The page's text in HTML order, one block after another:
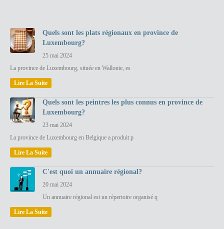
Quels sont les plats régionaux en province de
Luxembourg?
25 mai 2024
La province de Luxembourg, située en Wallonie, es
Lire La Suite
Quels sont les peintres les plus connus en province de
Luxembourg?
23 mai 2024
La province de Luxembourg en Belgique a produit p
Lire La Suite
C'est quoi un annuaire régional?
20 mai 2024
Un annuaire régional est un répertoire organisé q
Lire La Suite